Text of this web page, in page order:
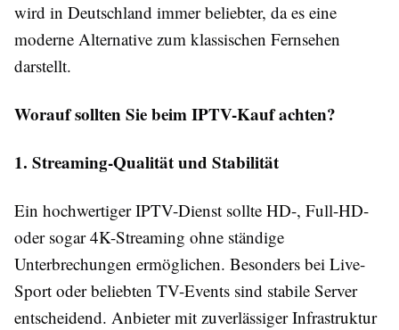
wird in Deutschland immer beliebter, da es eine
moderne Alternative zum klassischen Fernsehen
darstellt.
Worauf sollten Sie beim IPTV-Kauf achten?
1. Streaming-Qualität und Stabilität
Ein hochwertiger IPTV-Dienst sollte HD-, Full-HD-
oder sogar 4K-Streaming ohne ständige
Unterbrechungen ermöglichen. Besonders bei Live-
Sport oder beliebten TV-Events sind stabile Server
entscheidend. Anbieter mit zuverlässiger Infrastruktur